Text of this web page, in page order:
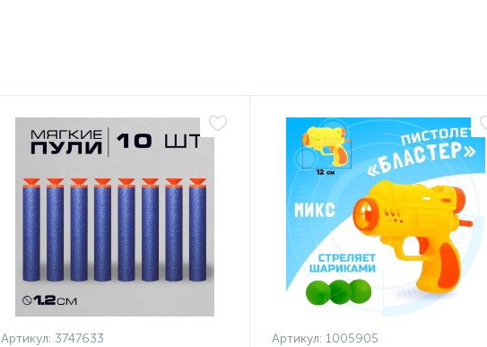
Артикул: 3747633 Артикул: 1005905